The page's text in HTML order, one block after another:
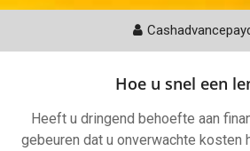
Hoe u snel een
Heeft u dringend behoefte aan
gebeuren dat u onverwachte kosten